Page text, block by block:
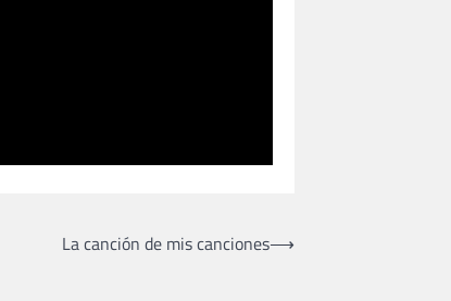
La canción de mis canciones⟶